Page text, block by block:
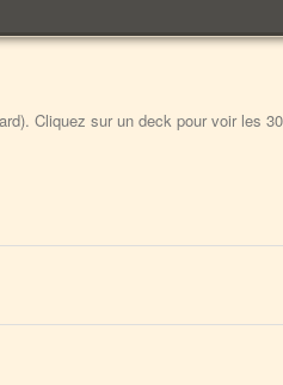
Cliquez sur un deck pour voir les